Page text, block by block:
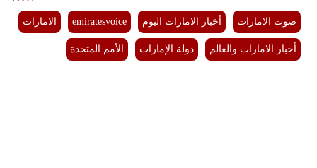
صوت الامارات أخبار الامارات اليوم emiratesvoice الامارات
أخبار الامارات والعالم دولة الإمارات الأمم المتحدة